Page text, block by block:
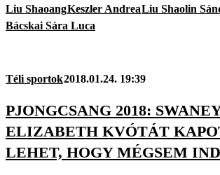
Liu ShaoangKeszler AndreaLiu Shaolin
Bácskai Sára Luca
Téli sportok2018.01.24. 19:39
PJONGCSANG 2018:
ELIZABETH KVÓTÁT
LEHET, HOGY MÉGSEM